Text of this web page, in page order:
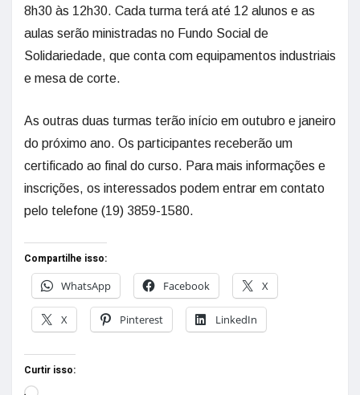
8h30 às 12h30. Cada turma terá até 12 alunos e as
aulas serão ministradas no Fundo Social de
Solidariedade, que conta com equipamentos industriais
e mesa de corte.
As outras duas turmas terão início em outubro e janeiro
do próximo ano. Os participantes receberão um
certificado ao final do curso. Para mais informações e
inscrições, os interessados podem entrar em contato
pelo telefone (19) 3859-1580.
Compartilhe isso:
WhatsApp
Facebook X
X Pinterest LinkedIn
Curtir isso: